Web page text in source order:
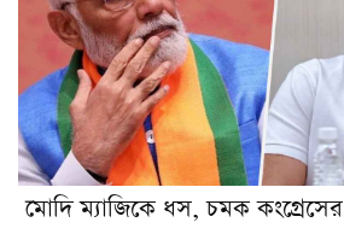
মোদি ম্যাজিকে ধস, চমক কংগ্রেসের